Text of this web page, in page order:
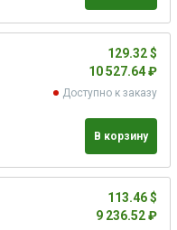
129.32 $
10 527.64 ₽
Доступно к заказу
В корзину
113.46 $
9 236.52 ₽